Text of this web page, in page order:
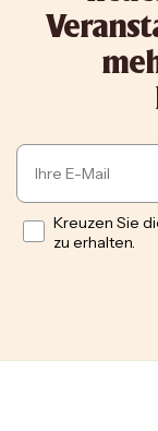
Email
Opt inKreuzen Sie
zu erhalten.